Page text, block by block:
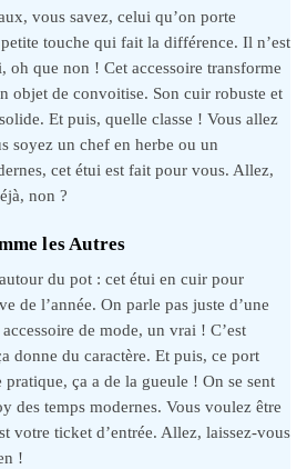
vous savez, celui qu’on porte
touche qui fait la différence. Il n’est
oh que non ! Cet accessoire transforme
objet de convoitise. Son cuir robuste et
Et puis, quelle classe ! Vous allez
soyez un chef en herbe ou un
cet étui est fait pour vous. Allez,
non ?
les Autres
du pot : cet étui en cuir pour
de l’année. On parle pas juste d’une
de mode, un vrai ! C’est
donne du caractère. Et puis, ce port
pratique, ça a de la gueule ! On se sent
des temps modernes. Vous voulez être
votre ticket d’entrée. Allez, laissez-vous
!